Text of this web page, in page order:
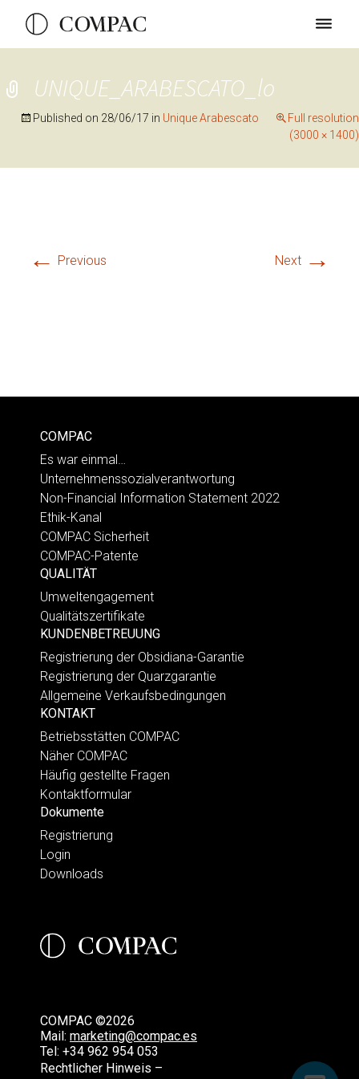
UNIQUE_ARABESCATO_lo
Published on 28/06/17 in Unique Arabescato
Full resolution
(3000 × 1400)
← Previous Next →
COMPAC
Es war einmal…
Unternehmenssozialverantwortung
Non-Financial Information Statement 2022
Ethik-Kanal
COMPAC Sicherheit
COMPAC-Patente
QUALITÄT
Umweltengagement
Qualitätszertifikate
KUNDENBETREUUNG
Registrierung der Obsidiana-Garantie
Registrierung der Quarzgarantie
Allgemeine Verkaufsbedingungen
KONTAKT
Betriebsstätten COMPAC
Näher COMPAC
Häufig gestellte Fragen
Kontaktformular
Dokumente
Registrierung
Login
Downloads
COMPAC ©2026
Mail: marketing@compac.es
Tel: +34 962 954 053
Rechtlicher Hinweis –